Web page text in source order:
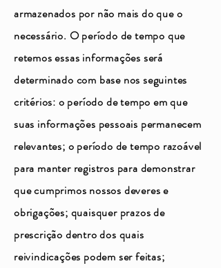
armazenados por não mais do que o
necessário. O período de tempo que
retemos essas informações será
determinado com base nos seguintes
critérios: o período de tempo em que
suas informações pessoais permanecem
relevantes; o período de tempo razoável
para manter registros para demonstrar
que cumprimos nossos deveres e
obrigações; quaisquer prazos de
prescrição dentro dos quais
reivindicações podem ser feitas;